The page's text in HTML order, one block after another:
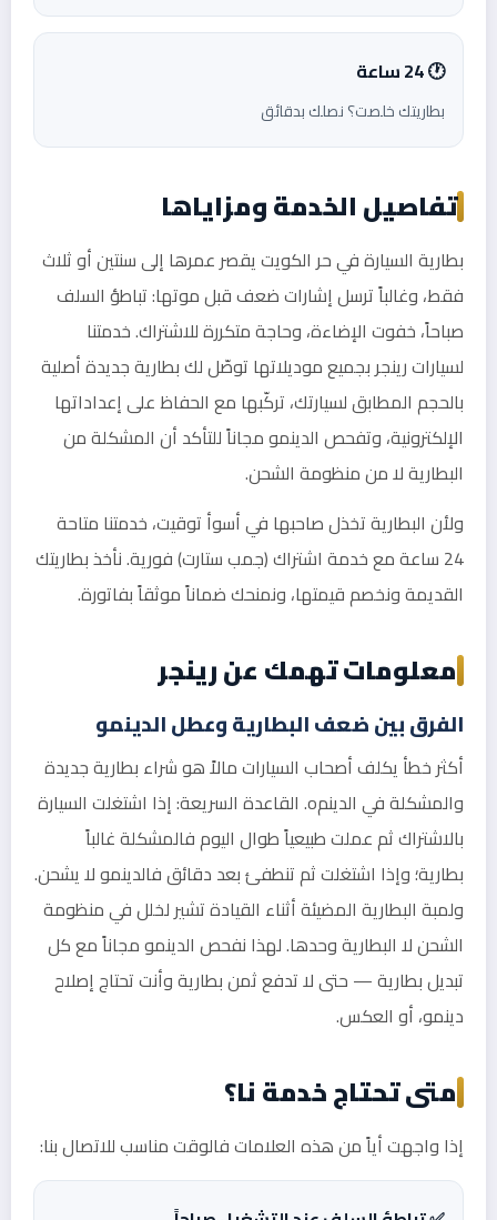
🕐 24 ساعة
بطاريتك خلصت؟ نصلك بدقائق
تفاصيل الخدمة ومزاياها
بطارية السيارة في حر الكويت يقصر عمرها إلى سنتين أو ثلاث
فقط، وغالباً ترسل إشارات ضعف قبل موتها: تباطؤ السلف
صباحاً، خفوت الإضاءة، وحاجة متكررة للاشتراك. خدمتنا
لسيارات رينجر بجميع موديلاتها توصّل لك بطارية جديدة أصلية
بالحجم المطابق لسيارتك، تركّبها مع الحفاظ على إعداداتها
الإلكترونية، وتفحص الدينمو مجاناً للتأكد أن المشكلة من
البطارية لا من منظومة الشحن.
ولأن البطارية تخذل صاحبها في أسوأ توقيت، خدمتنا متاحة
24 ساعة مع خدمة اشتراك (جمب ستارت) فورية. نأخذ بطاريتك
القديمة ونخصم قيمتها، ونمنحك ضماناً موثقاً بفاتورة.
معلومات تهمك عن رينجر
الفرق بين ضعف البطارية وعطل الدينمو
أكثر خطأ يكلف أصحاب السيارات مالاً هو شراء بطارية جديدة
والمشكلة في الدينمo. القاعدة السريعة: إذا اشتغلت السيارة
بالاشتراك ثم عملت طبيعياً طوال اليوم فالمشكلة غالباً
بطارية؛ وإذا اشتغلت ثم تنطفئ بعد دقائق فالدينمو لا يشحن.
ولمبة البطارية المضيئة أثناء القيادة تشير لخلل في منظومة
الشحن لا البطارية وحدها. لهذا نفحص الدينمو مجاناً مع كل
تبديل بطارية — حتى لا تدفع ثمن بطارية وأنت تحتاج إصلاح
دينمو، أو العكس.
متى تحتاج خدمة نا؟
إذا واجهت أياً من هذه العلامات فالوقت مناسب للاتصال بنا: